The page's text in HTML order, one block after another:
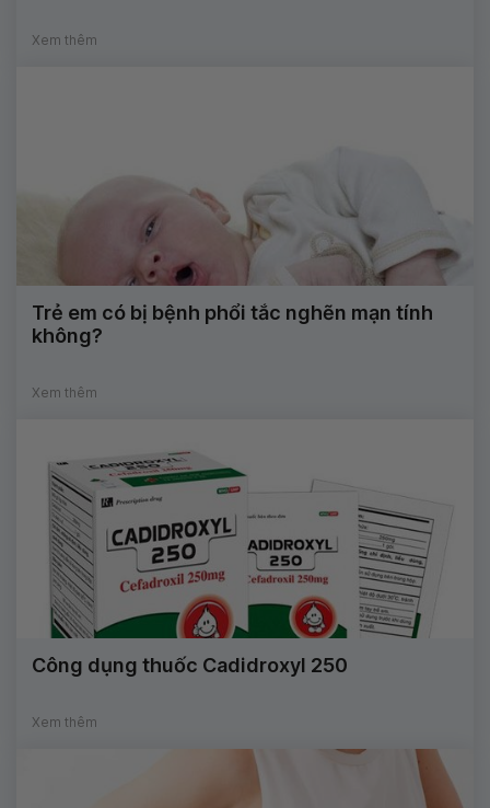
Xem thêm
Trẻ em có bị bệnh phổi tắc nghẽn mạn tính
không?
Xem thêm
Công dụng thuốc Cadidroxyl 250
Xem thêm